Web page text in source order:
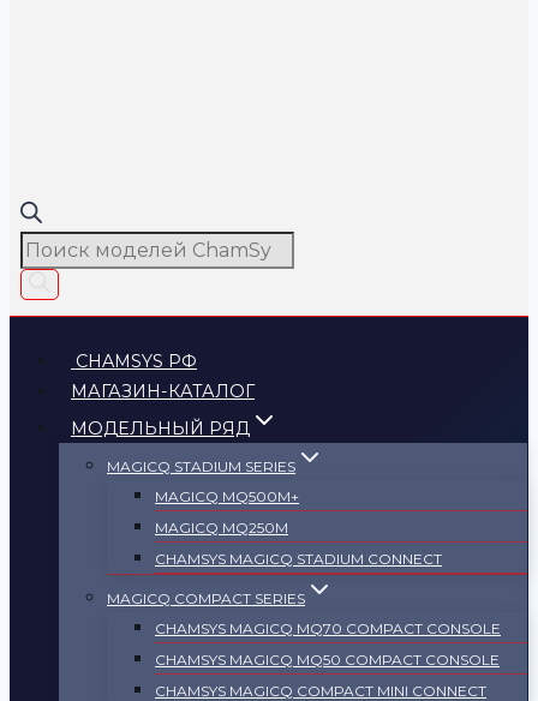
Поиск
товаров
CHAMSYS РФ
МАГАЗИН-КАТАЛОГ
МОДЕЛЬНЫЙ РЯД
MAGICQ STADIUM SERIES
MAGICQ MQ500M+
MAGICQ MQ250M
СHAMSYS MAGICQ STADIUM CONNECT
MAGICQ COMPACT SERIES
СHAMSYS MAGICQ MQ70 COMPACT CONSOLE
СHAMSYS MAGICQ MQ50 COMPACT CONSOLE
СHAMSYS MAGICQ COMPACT MINI CONNECT